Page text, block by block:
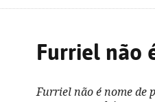
Furriel não
Furriel não é nome de